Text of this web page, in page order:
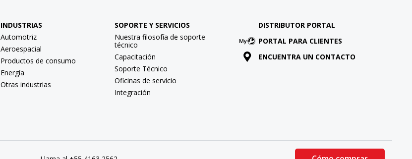
INDUSTRIAS
Automotriz
Aeroespacial
Productos de consumo
Energía
Otras industrias
SOPORTE Y SERVICIOS
Nuestra filosofía de soporte
técnico
Capacitación
Soporte Técnico
Oficinas de servicio
Integración
DISTRIBUTOR PORTAL
PORTAL PARA CLIENTES
ENCUENTRA UN CONTACTO